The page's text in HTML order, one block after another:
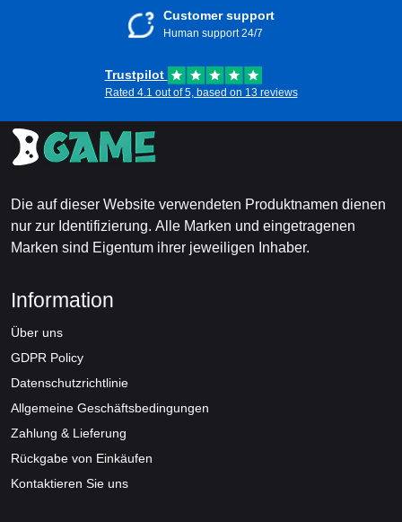
Customer support
Human support 24/7
Trustpilot
Rated 4.1 out of 5, based on 13 reviews
Die auf dieser Website verwendeten Produktnamen dienen
nur zur Identifizierung. Alle Marken und eingetragenen
Marken sind Eigentum ihrer jeweiligen Inhaber.
Information
Über uns
GDPR Policy
Datenschutzrichtlinie
Allgemeine Geschäftsbedingungen
Zahlung & Lieferung
Rückgabe von Einkäufen
Kontaktieren Sie uns